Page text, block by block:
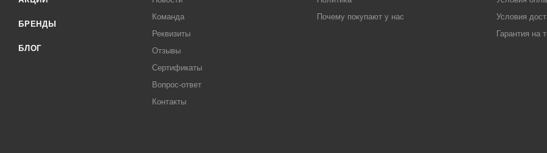
БРЕНДЫ
БЛОГ
Команда
Реквизиты
Отзывы
Сертификаты
Вопрос-ответ
Контакты
Почему покупают у нас
Условия
Гарантия на